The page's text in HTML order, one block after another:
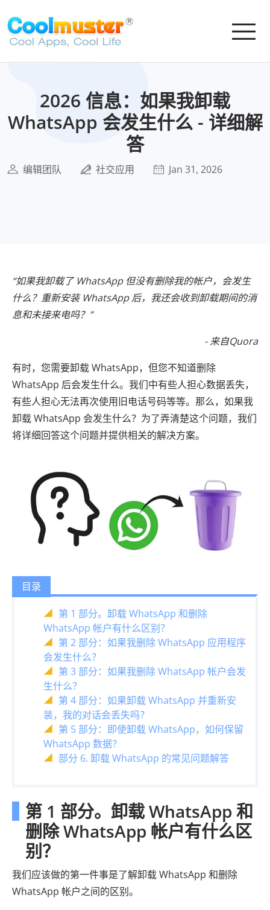
2026 信息：如果我卸载
WhatsApp 会发生什么 - 详细解
答
编辑团队 社交应用 Jan 31, 2026
“如果我卸载了 WhatsApp 但没有删除我的帐户，会发生
什么？重新安装 WhatsApp 后，我还会收到卸载期间的消
息和未接来电吗？”
- 来自Quora
有时，您需要卸载 WhatsApp，但您不知道删除
WhatsApp 后会发生什么。我们中有些人担心数据丢失，
有些人担心无法再次使用旧电话号码等等。那么，如果我
卸载 WhatsApp 会发生什么？为了弄清楚这个问题，我们
将详细回答这个问题并提供相关的解决方案。
目录
第 1 部分。卸载 WhatsApp 和删除
WhatsApp 帐户有什么区别？
第 2 部分：如果我删除 WhatsApp 应用程序
会发生什么？
第 3 部分：如果我删除 WhatsApp 帐户会发
生什么？
第 4 部分：如果卸载 WhatsApp 并重新安
装，我的对话会丢失吗？
第 5 部分：即使卸载 WhatsApp，如何保留
WhatsApp 数据？
部分 6. 卸载 WhatsApp 的常见问题解答
第 1 部分。卸载 WhatsApp 和
删除 WhatsApp 帐户有什么区
别？
我们应该做的第一件事是了解卸载 WhatsApp 和删除
WhatsApp 帐户之间的区别。